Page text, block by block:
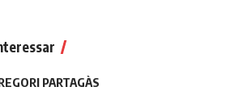
PARTAGÀS